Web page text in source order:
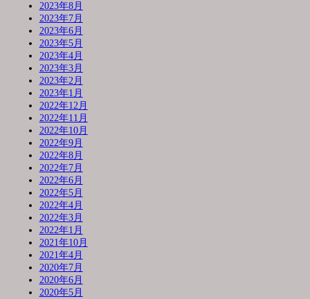
2023年8月
2023年7月
2023年6月
2023年5月
2023年4月
2023年3月
2023年2月
2023年1月
2022年12月
2022年11月
2022年10月
2022年9月
2022年8月
2022年7月
2022年6月
2022年5月
2022年4月
2022年3月
2022年1月
2021年10月
2021年4月
2020年7月
2020年6月
2020年5月